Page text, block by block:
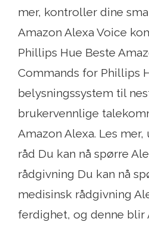
mer, kontroller dine
Amazon Alexa Voice
Phillips Hue Beste
Commands for Phillips
belysningssystem til
brukervennlige
Amazon Alexa. Les
råd Du kan nå spørre
rådgivning Du kan nå
medisinsk rådgivning
ferdighet, og denne blir